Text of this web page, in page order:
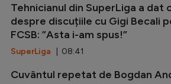
Tehnicianul din SuperLiga a dat
despre discuțiile cu Gigi Becali
FCSB: ”Asta i-am spus!”
SuperLiga | 08:41
Cuvântul repetat de Bogdan